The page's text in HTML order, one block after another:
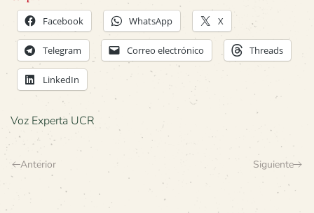
Facebook WhatsApp X
Telegram Correo electrónico Threads
LinkedIn
Voz Experta UCR
Anterior Siguiente